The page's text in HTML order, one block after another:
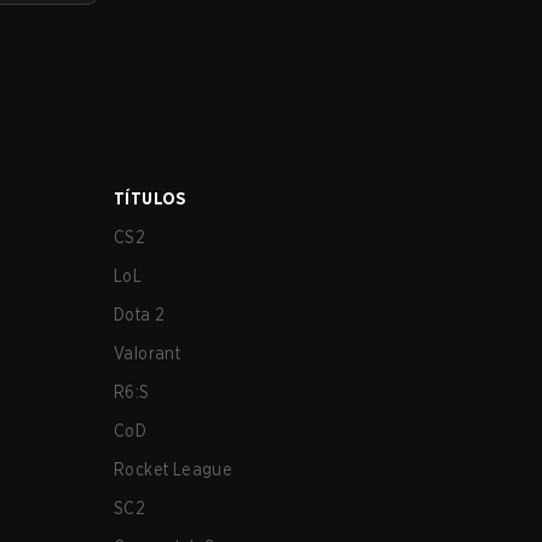
TÍTULOS
CS2
LoL
Dota 2
Valorant
R6:S
CoD
Rocket League
SC2